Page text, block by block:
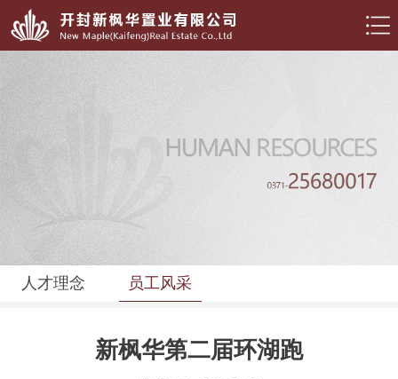
人才理念 员工风采
新枫华第二届环湖跑